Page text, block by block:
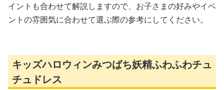
イントも合わせて解説しますので、お子さまの好みやイベ
ントの雰囲気に合わせて選ぶ際の参考にしてください。
キッズハロウィンみつばち妖精ふわふわチュ
チュドレス